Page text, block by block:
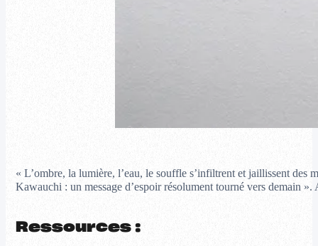
« L’ombre, la lumière, l’eau, le souffle s’infiltrent et jaillissent des
Kawauchi : un message d’espoir résolument tourné vers demain
Ressources :